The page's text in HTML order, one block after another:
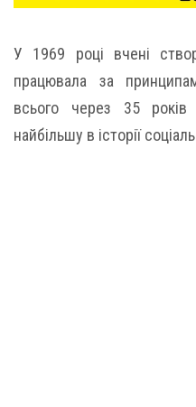
У 1969 році вчені
працювала за
всього через 35
найбільшу в історії